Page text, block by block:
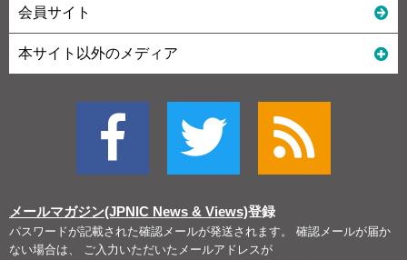
会員サイト
本サイト以外のメディア
メールマガジン(JPNIC News & Views)登録
パスワードが記載された確認メールが発送されます。 確認メールが届か
ない場合は、 ご入力いただいたメールアドレスが